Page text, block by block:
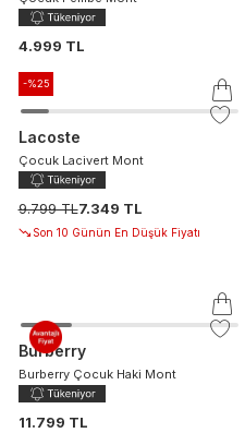
4.999 TL
-%25
Lacoste
Çocuk Lacivert Mont
9.799 TL7.349 TL
Son 10 Günün En Düşük Fiyatı
Burberry
Burberry Çocuk Haki Mont
11.799 TL